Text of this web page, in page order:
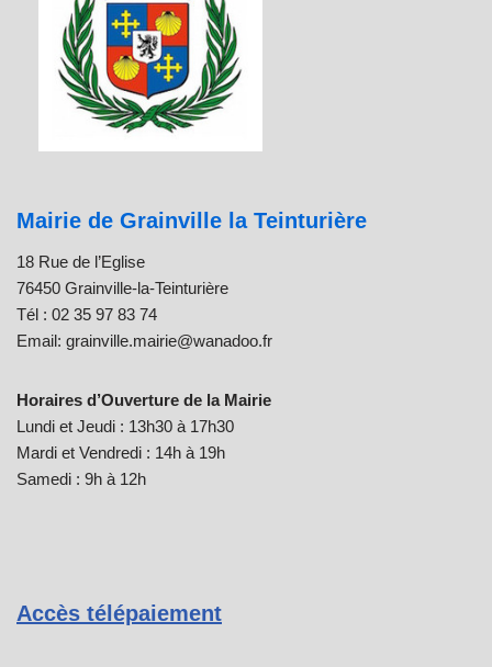
Mairie de Grainville la Teinturière
18 Rue de l’Eglise
76450 Grainville-la-Teinturière
Tél : 02 35 97 83 74
Email: grainville.mairie@wanadoo.fr
Horaires d’Ouverture de la Mairie
Lundi et Jeudi : 13h30 à 17h30
Mardi et Vendredi : 14h à 19h
Samedi : 9h à 12h
Accès télépaiement